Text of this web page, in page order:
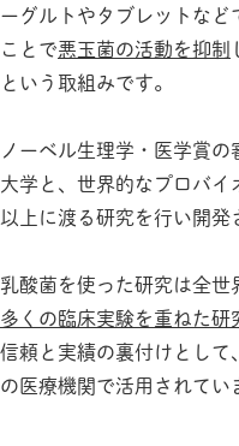
ーグルトやタブレットな
ことで悪玉菌の活動を抑制
という取組みです。
ノーベル生理学・医学賞
大学と、世界的なプロバ
以上に渡る研究を行い開発
乳酸菌を使った研究は全
多くの臨床実験を重ねた研
信頼と実績の裏付けとし
の医療機関で活用されてい